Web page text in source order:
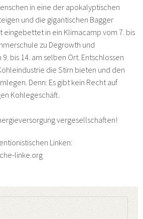
in eine der apokalyptischen
und die gigantischen Bagger
eingebettet in ein Klimacamp vom 7. bis
zu Degrowth und
bis 14. am selben Ort. Entschlossen
die Stirn bieten und den
Denn: Es gibt kein Recht auf
Kohlegeschäft.
vergesellschaften!
Linken:
linke.org